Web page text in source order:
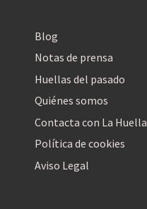
Blog
Notas de prensa
Huellas del pasado
Quiénes somos
Contacta con La Huella
Política de cookies
Aviso Legal